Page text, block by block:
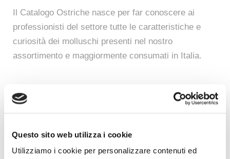
Questo sito web utilizza i cookie
Utilizziamo i cookie per personalizzare contenuti ed
Promozioni
Il Catalogo Ostriche nasce per far conoscere ai
professionisti del settore tutte le caratteristiche e
curiosità dei molluschi presenti nel nostro
assortimento e maggiormente consumati in Italia.
Oltre a presentarvi le tipologie e l’indice di carnosità,
vi proponiamo l’abbinamento perfetto che permette di
Sfoglia subito il Catalogo!